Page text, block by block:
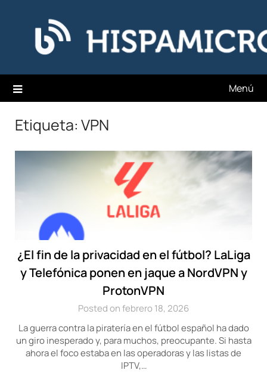
contenido
Hispamicro Blog
Menú
Etiqueta: VPN
¿El fin de la privacidad en el fútbol? LaLiga
y Telefónica ponen en jaque a NordVPN y
ProtonVPN
Posted on febrero 18, 2026
La guerra contra la piratería en el fútbol español ha dado
un giro inesperado y, para muchos, preocupante. Si hasta
ahora el foco estaba en las operadoras y las listas de
IPTV,…